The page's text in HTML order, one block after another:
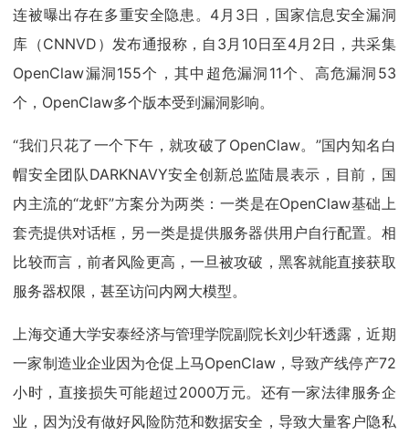
连被曝出存在多重安全隐患。4月3日，国家信息安全漏洞
库（CNNVD）发布通报称，自3月10日至4月2日，共采集
OpenClaw漏洞155个，其中超危漏洞11个、高危漏洞53
个，OpenClaw多个版本受到漏洞影响。
“我们只花了一个下午，就攻破了OpenClaw。”国内知名白
帽安全团队DARKNAVY安全创新总监陆晨表示，目前，国
内主流的“龙虾”方案分为两类：一类是在OpenClaw基础上
套壳提供对话框，另一类是提供服务器供用户自行配置。相
比较而言，前者风险更高，一旦被攻破，黑客就能直接获取
服务器权限，甚至访问内网大模型。
上海交通大学安泰经济与管理学院副院长刘少轩透露，近期
一家制造业企业因为仓促上马OpenClaw，导致产线停产72
小时，直接损失可能超过2000万元。还有一家法律服务企
业，因为没有做好风险防范和数据安全，导致大量客户隐私